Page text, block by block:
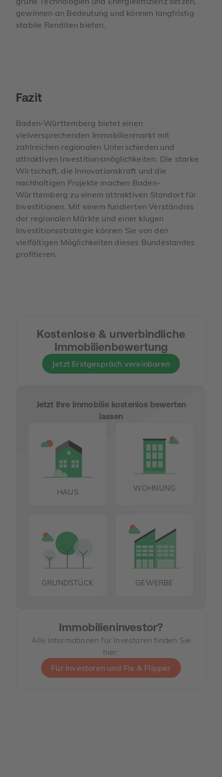
gewinnen an Bedeutung und können langfristig
stabile Renditen bieten.
Fazit
Baden-Württemberg bietet einen
vielversprechenden Immobilienmarkt mit
zahlreichen regionalen Unterschieden und
attraktiven Investitionsmöglichkeiten. Die starke
Wirtschaft, die Innovationskraft und die
nachhaltigen Projekte machen Baden-
Württemberg zu einem attraktiven Standort für
Investitionen. Mit einem fundierten Verständnis
der regionalen Märkte und einer klugen
Investitionsstrategie können Sie von den
vielfältigen Möglichkeiten dieses Bundeslandes
profitieren.
Kostenlose & unverbindliche
Immobilienbewertung
Jetzt Erstgespräch vereinbaren
Jetzt Ihre Immobilie kostenlos bewerten
lassen
HAUS WOHNUNG
GRUNDSTÜCK GEWERBE
Immobilieninvestor?
Alle Informationen für Investoren finden Sie
hier:
Für Investoren und Fix & Flipper